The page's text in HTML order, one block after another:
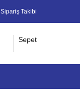
Sipariş Takibi
Sepet